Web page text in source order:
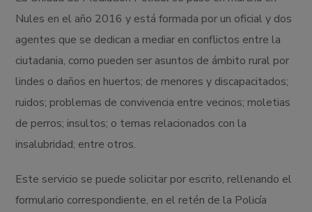
Nules en el año 2016 y está formada por un oficial y dos
agentes que se dedican a mediar en conflictos entre la
ciutadania, como pueden ser asuntos de ámbito rural por
lindes o daños en huertos; de menores y discapacitados;
ruidos; problemas de convivencia entre vecinos; moletias
de perros; insultos; o temas relacionados con la
insalubridad; entre otros.
Este servicio se puede solicitar por escrito, rellenando el
formulario correspondiente, en el retén de la Policía